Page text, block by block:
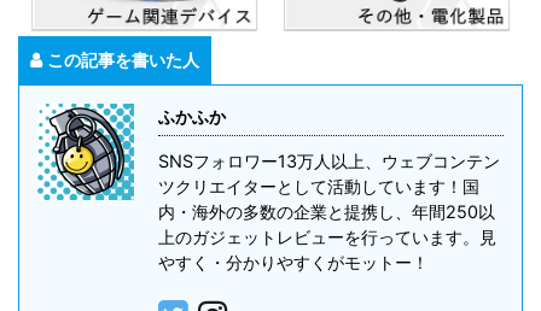
この記事を書いた人
ふかふか
SNSフォロワー13万人以上、ウェブコンテン
ツクリエイターとして活動しています！国
内・海外の多数の企業と提携し、年間250以
上のガジェットレビューを行っています。見
やすく・分かりやすくがモットー！